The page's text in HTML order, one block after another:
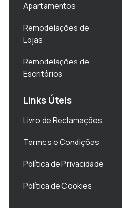
Apartamentos
Remodelações de
Lojas
Remodelações de
Escritórios
Links Úteis
Livro de Reclamações
Termos e Condições
Política de Privacidade
Política de Cookies